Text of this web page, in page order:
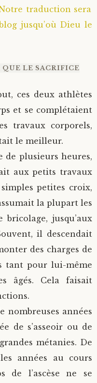
(Pospelov)
traduction sera
jusqu’où Dieu le
QUE LE SACRIFICE
ces deux athlètes
et se complétaient
travaux corporels,
le meilleur.
de plusieurs heures,
aux petits travaux
petites croix,
la plupart les
jusqu’aux
il descendait
des charges de
tant pour lui-même
âgés. Cela faisait
nombreuses années
de s’asseoir ou de
métanies. De
années au cours
de l’ascèse ne se